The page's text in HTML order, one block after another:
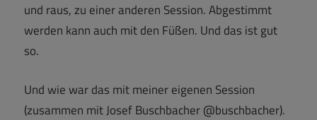
und raus, zu einer anderen Session. Abgestimmt
werden kann auch mit den Füßen. Und das ist gut
so.
Und wie war das mit meiner eigenen Session
(zusammen mit Josef Buschbacher @buschbacher).